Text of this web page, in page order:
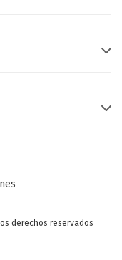
derechos reservados